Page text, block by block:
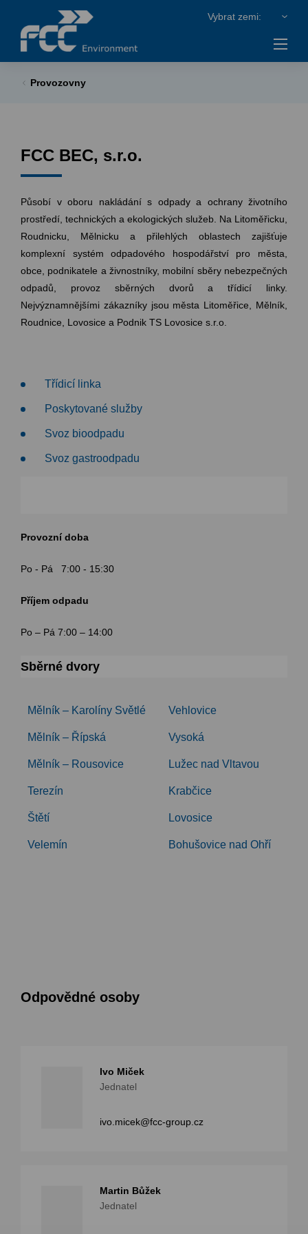
Provozovny
FCC BEC, s.r.o.
Působí v oboru nakládání s odpady a ochrany životního
prostředí, technických a ekologických služeb. Na Litoměřicku,
Roudnicku, Mělnicku a přilehlých oblastech zajišťuje
komplexní systém odpadového hospodářství pro města,
obce, podnikatele a živnostníky, mobilní sběry nebezpečných
odpadů, provoz sběrných dvorů a třídicí linky.
Nejvýznamnějšími zákazníky jsou města Litoměřice, Mělník,
Roudnice, Lovosice a Podnik TS Lovosice s.r.o.
Třídicí linka
Poskytované služby
Svoz bioodpadu
Svoz gastroodpadu
Provozní doba
Po - Pá 7:00 - 15:30
Příjem odpadu
Po – Pá 7:00 – 14:00
Sběrné dvory
Mělník – Karolíny Světlé Vehlovice
Mělník – Řípská Vysoká
Mělník – Rousovice Lužec nad Vltavou
Terezín Krabčice
Štětí Lovosice
Velemín Bohušovice nad Ohří
Odpovědné osoby
Ivo Miček
Jednatel
ivo.micek@fcc-group.cz
Martin Bůžek
Jednatel